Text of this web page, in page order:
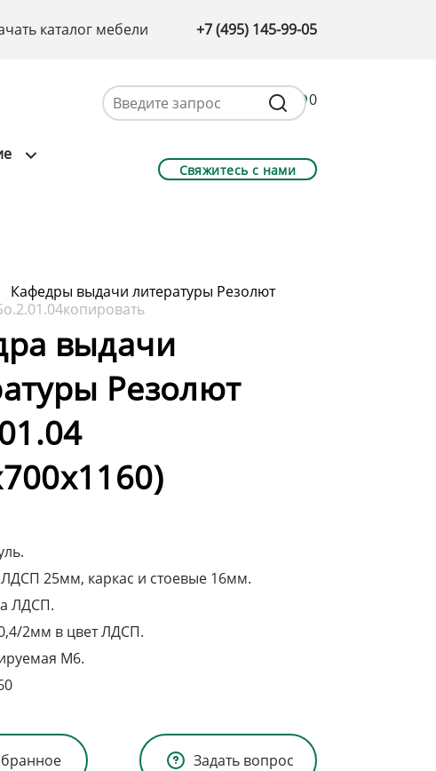
каталог мебели +7 (495) 145-99-05
0
Свяжитесь с нами
Кафедры выдачи литературы Резолют
копировать
выдачи
Резолют
25мм, каркас и стоевые 16мм.
ЛДСП.
2мм в цвет ЛДСП.
М6.
Задать вопрос